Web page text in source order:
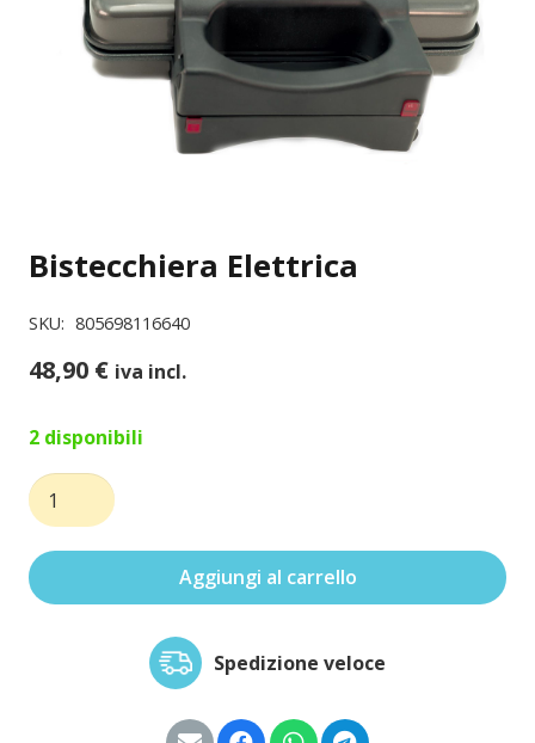
Bistecchiera Elettrica
SKU: 805698116640
48,90 € iva incl.
2 disponibili
Bistecchiera
Elettrica
quantità
Aggiungi al carrello
Spedizione veloce